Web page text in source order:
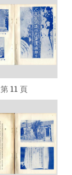
第 11 頁